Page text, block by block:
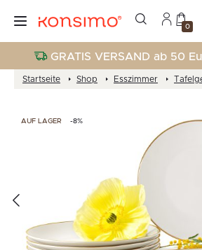
0
GRATIS VERSAND ab 50
Startseite Shop Esszimmer
AUF LAGER -8%